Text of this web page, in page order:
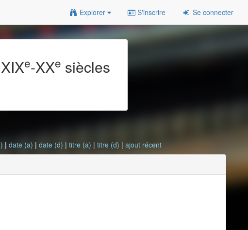
Explorer S'inscrire Se connecter
e-XXe siècles
|date (a) |date (d) |titre (a) |titre (d) |ajout récent